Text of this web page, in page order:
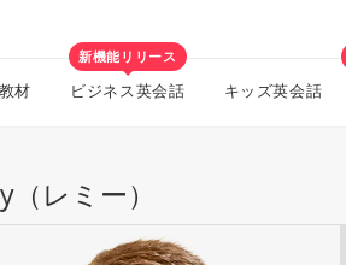
材
新機能リリース
ビジネス英会話 キッズ英会話
（レミー）